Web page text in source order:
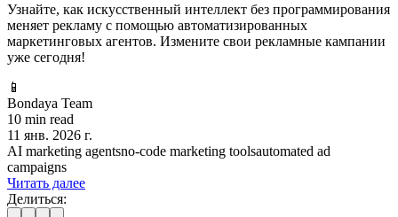
Узнайте, как искусственный интеллект без программирования
меняет рекламу с помощью автоматизированных
маркетинговых агентов. Измените свои рекламные кампании
уже сегодня!
📱
Bondaya Team
10 min read
11 янв. 2026 г.
AI marketing agentsno-code marketing toolsautomated ad
campaigns
Читать далее
Делиться: